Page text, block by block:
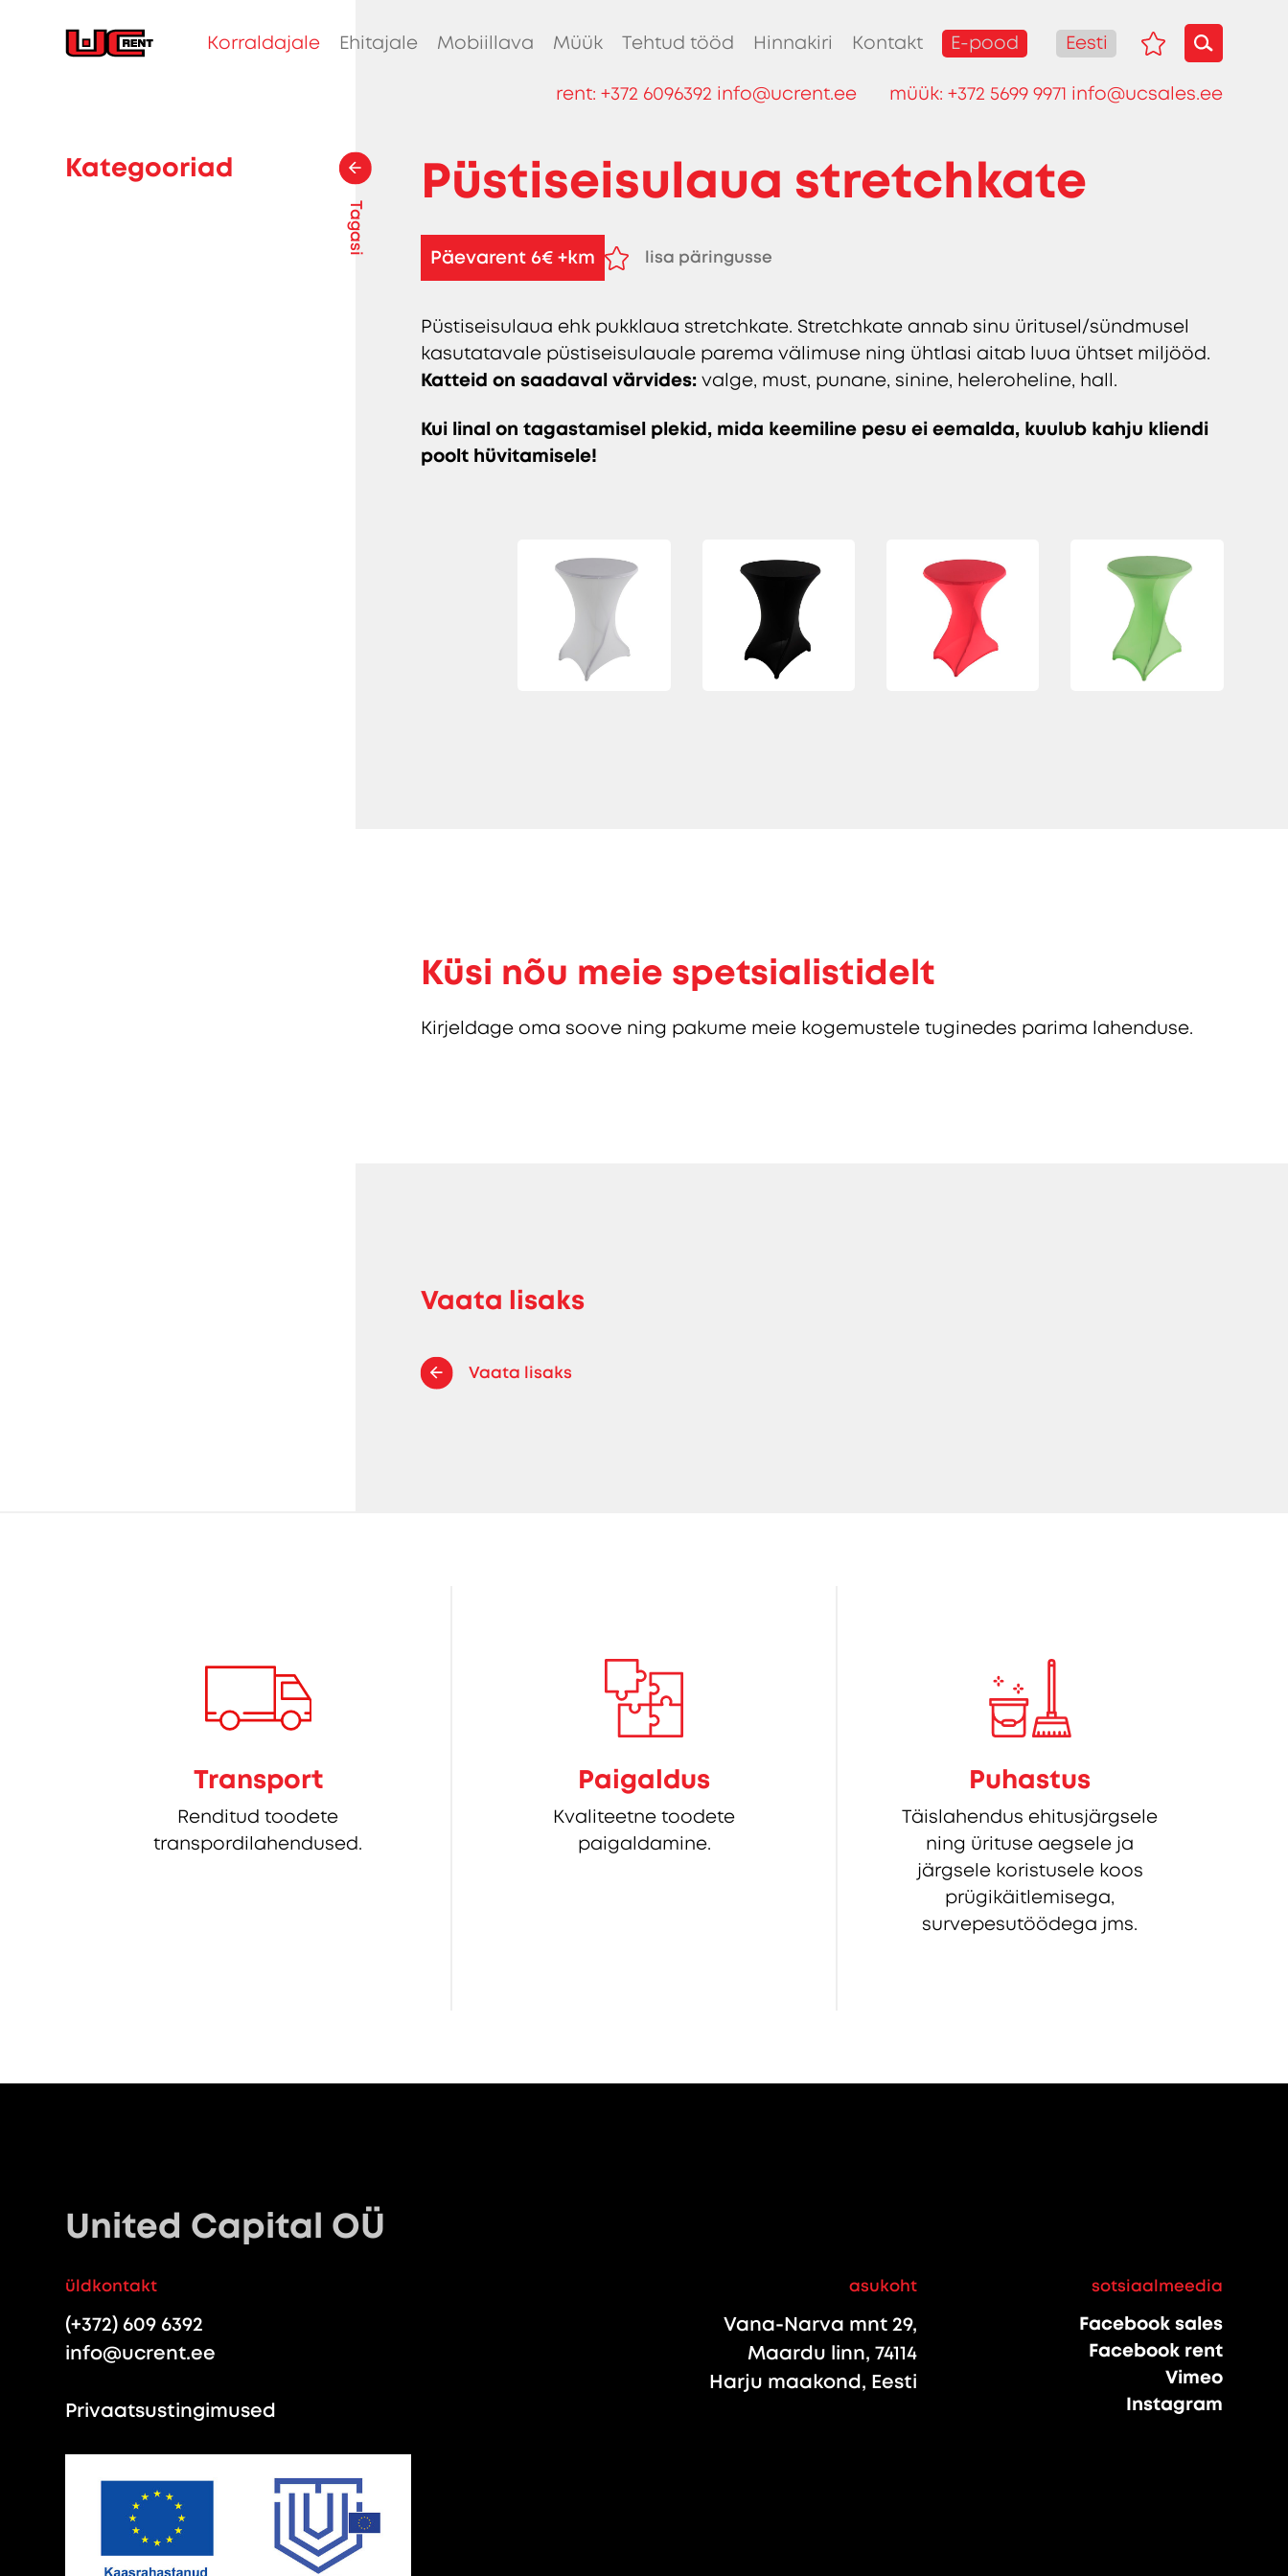
Korraldajale Ehitajale Mobiillava Müük Tehtud tööd Hinnakiri Kontakt E-pood Eesti
rent: +372 6096392 info@ucrent.ee müük: +372 5699 9971 info@ucsales.ee
Tagasi
Kategooriad Püstiseisulaua stretchkate
Päevarent 6€ +km
lisa päringusse
Püstiseisulaua ehk pukklaua stretchkate. Stretchkate annab sinu üritusel/sündmusel
kasutatavale püstiseisulauale parema välimuse ning ühtlasi aitab luua ühtset miljööd.
Katteid on saadaval värvides: valge, must, punane, sinine, heleroheline, hall.
Kui linal on tagastamisel plekid, mida keemiline pesu ei eemalda, kuulub kahju kliendi
poolt hüvitamisele!
Küsi nõu meie spetsialistidelt
Kirjeldage oma soove ning pakume meie kogemustele tuginedes parima lahenduse.
Vaata lisaks
Vaata lisaks
Transport
Renditud toodete
transpordilahendused.
Paigaldus
Kvaliteetne toodete
paigaldamine.
Puhastus
Täislahendus ehitusjärgsele
ning ürituse aegsele ja
järgsele koristusele koos
prügikäitlemisega,
survepesutöödega jms.
United Capital OÜ
üldkontakt
(+372) 609 6392
info@ucrent.ee
Privaatsustingimused
asukoht
Vana-Narva mnt 29,
Maardu linn, 74114
Harju maakond, Eesti
sotsiaalmeedia
Facebook sales
Facebook rent
Vimeo
Instagram